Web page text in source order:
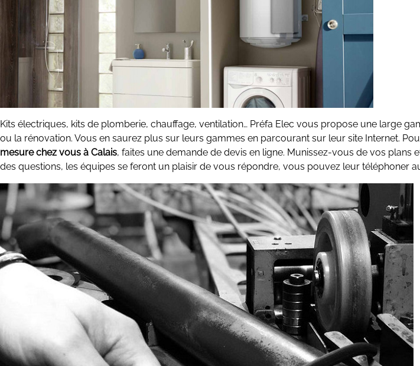
Kits électriques, kits de plomberie, chauffage, ventilation… Préfa Elec vous propose une large
ou la rénovation. Vous en saurez plus sur leurs gammes en parcourant sur leur site Internet.
mesure chez vous à Calais, faites une demande de devis en ligne. Munissez-vous de vos plans
des questions, les équipes se feront un plaisir de vous répondre, vous pouvez leur téléphoner au